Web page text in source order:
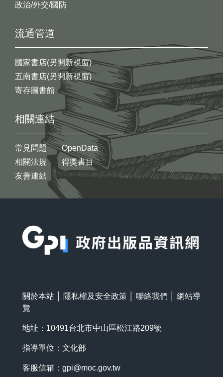
政治/外交/國防
流通管道
國家書店(另開新視窗)
五南書店(另開新視窗)
寄存圖書館
相關連結
常見問題
相關法規
友善連結
OpenData
得獎書目
關於本站 隱私權及安全政策 聯絡我們
網站導
覽
地址：10491台北市中山區松江路209號
指導單位：文化部
客服信箱： gpi@moc.gov.tw